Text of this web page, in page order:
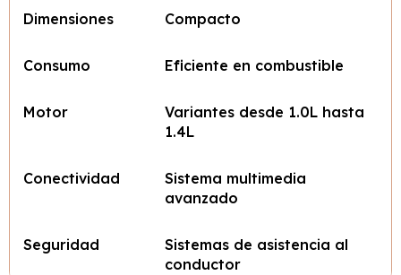
Dimensiones Compacto
Consumo Eficiente en combustible
Motor
Variantes desde 1.0L hasta
1.4L
Conectividad
Sistema multimedia
avanzado
Seguridad
Sistemas de asistencia al
conductor